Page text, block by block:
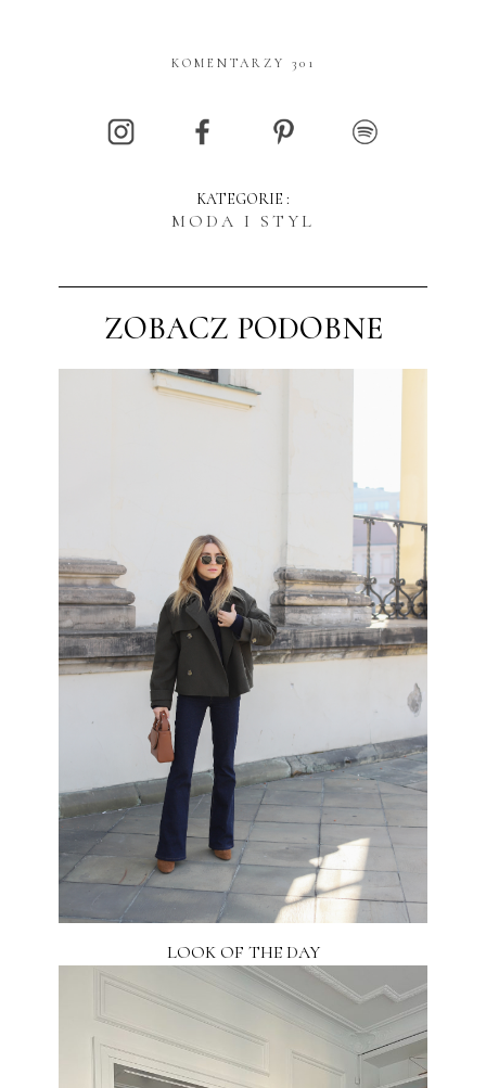
KOMENTARZY 301
KATEGORIE :
MODA I STYL
ZOBACZ PODOBNE
LOOK OF THE DAY